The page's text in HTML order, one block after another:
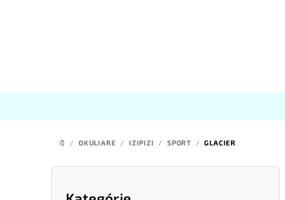
DOMOV
/ OKULIARE / IZIPIZI / SPORT / GLACIER
B
Preskočiť